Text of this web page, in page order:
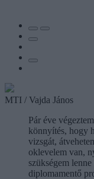
MTI / Vajda János
Pár éve
könnyítés, hogy
vizsgát,
oklevelem van,
szükségem
diplomamentő